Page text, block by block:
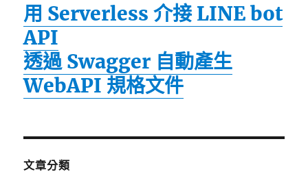
用 Serverless 介接 LINE bot
API
透過 Swagger 自動產生
WebAPI 規格文件
文章分類